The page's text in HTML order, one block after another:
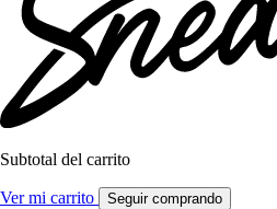
Subtotal del carrito
Ver mi carrito Seguir comprando